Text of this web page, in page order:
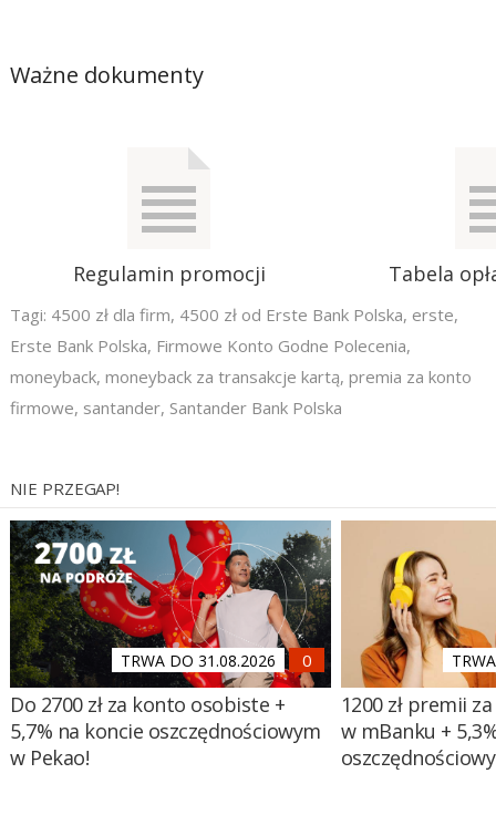
Ważne dokumenty
Regulamin promocji Tabela
Tagi: 4500 zł dla firm, 4500 zł od Erste Bank Polska, erste,
Erste Bank Polska, Firmowe Konto Godne Polecenia,
moneyback, moneyback za transakcje kartą, premia za konto
firmowe, santander, Santander Bank Polska
NIE PRZEGAP!
TRWA DO 31.08.2026
Do 2700 zł za konto osobiste +
5,7% na koncie oszczędnościowym
w Pekao!
1200 zł premii
w mBanku +